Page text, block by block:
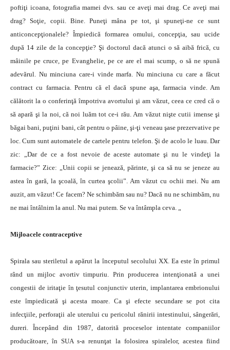
poftiţi icoana, fotografia mamei dvs. sau ce aveţi mai drag. Ce aveţi mai
drag? Soţie, copii. Bine. Puneţi mâna pe tot, şi spuneţi-ne ce sunt
anticoncepţionalele? Împiedică formarea omului, concepţia, sau ucide
după 14 zile de la concepţie? Şi doctorul dacă atunci o să aibă frică, cu
mâinile pe cruce, pe Evanghelie, pe ce are el mai scump, o să ne spună
adevărul. Nu minciuna care-i vinde marfa. Nu minciuna cu care a făcut
contract cu farmacia. Pentru că el dacă spune aşa, farmacia vinde. Am
călătorit la o conferinţă împotriva avortului şi am văzut, ceea ce cred că o
să apară şi la noi, că noi luăm tot ce-i rău. Am văzut nişte cutii imense şi
băgai bani, puţini bani, cât pentru o pâine, şi-ţi veneau şase prezervative pe
loc. Cum sunt automatele de cartele pentru telefon. Şi de acolo le luau. Dar
zic: „Dar de ce a fost nevoie de aceste automate şi nu le vindeţi la
farmacie?” Zice: „Unii copii se jenează, părinte, şi ca să nu se jeneze au
astea în gară, la şcoală, în curtea şcolii”. Am văzut cu ochii mei. Nu am
auzit, am văzut! Ce facem? Ne schimbăm sau nu? Dacă nu ne schimbăm, nu
ne mai întâlnim la anul. Nu mai putem. Se va întâmpla ceva. „
Mijloacele contraceptive
Spirala sau steriletul a apărut la începutul secolului XX. Ea este în primul
rând un mijloc avortiv timpuriu. Prin producerea intenţionată a unei
congestii de iritaţie în ţesutul conjunctiv uterin, implantarea embrionului
este împiedicată şi acesta moare. Ca şi efecte secundare se pot cita
infecţiile, perforaţii ale uterului cu pericolul rănirii intestinului, sângerări,
dureri. Începând din 1987, datorită proceselor intentate companiilor
producătoare, în SUA s-a renunţat la folosirea spiralelor, acestea fiind